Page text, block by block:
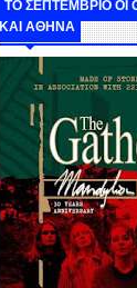
ΤΟ ΣΕΠΤΕΜΒΡΙΟ ΟΙ
ΚΑΙ ΑΘΗΝΑ